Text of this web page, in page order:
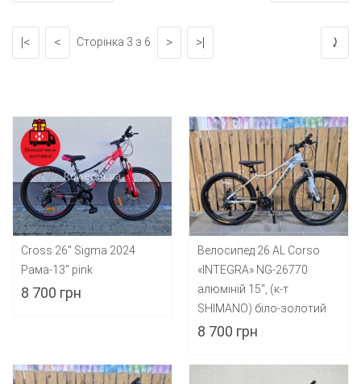
|< < Сторінка 3 з 6 > >| ⤸
Cross 26" Sigma 2024
Рама-13" pink
8 700 грн
Велосипед 26 AL Corso
«INTEGRA» NG-26770
алюміній 15", (к-т
SHIMANO) біло-золотий
8 700 грн